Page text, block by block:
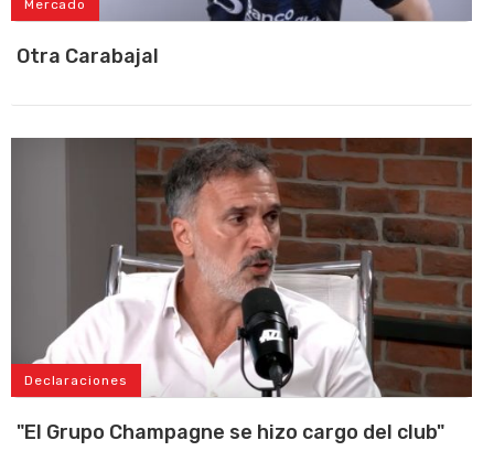
Mercado
Otra Carabajal
Declaraciones
"El Grupo Champagne se hizo cargo del club"